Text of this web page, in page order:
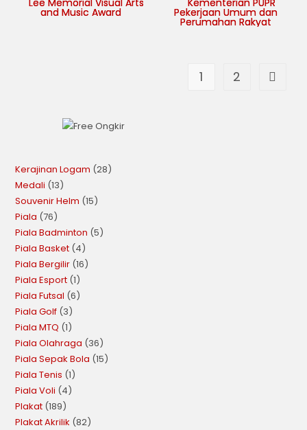
1 2
Kerajinan Logam 28
Medali 13
Souvenir Helm 15
Piala 76
Piala Badminton 5
Piala Basket 4
Piala Bergilir 16
Piala Esport 1
Piala Futsal 6
Piala Golf 3
Piala MTQ 1
Piala Olahraga 36
Piala Sepak Bola 15
Piala Tenis 1
Piala Voli 4
Plakat 189
Plakat Akrilik 82